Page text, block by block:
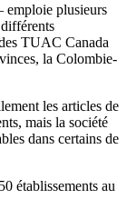
emploie plusieurs
TUAC Canada
la Colombie-
les articles de
mais la société
dans certains de
établissements au